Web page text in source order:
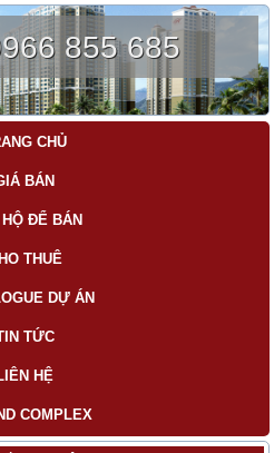
855 685
CHỦ
BÁN
ĐỂ BÁN
THUÊ
DỰ ÁN
TỨC
HỆ
COMPLEX